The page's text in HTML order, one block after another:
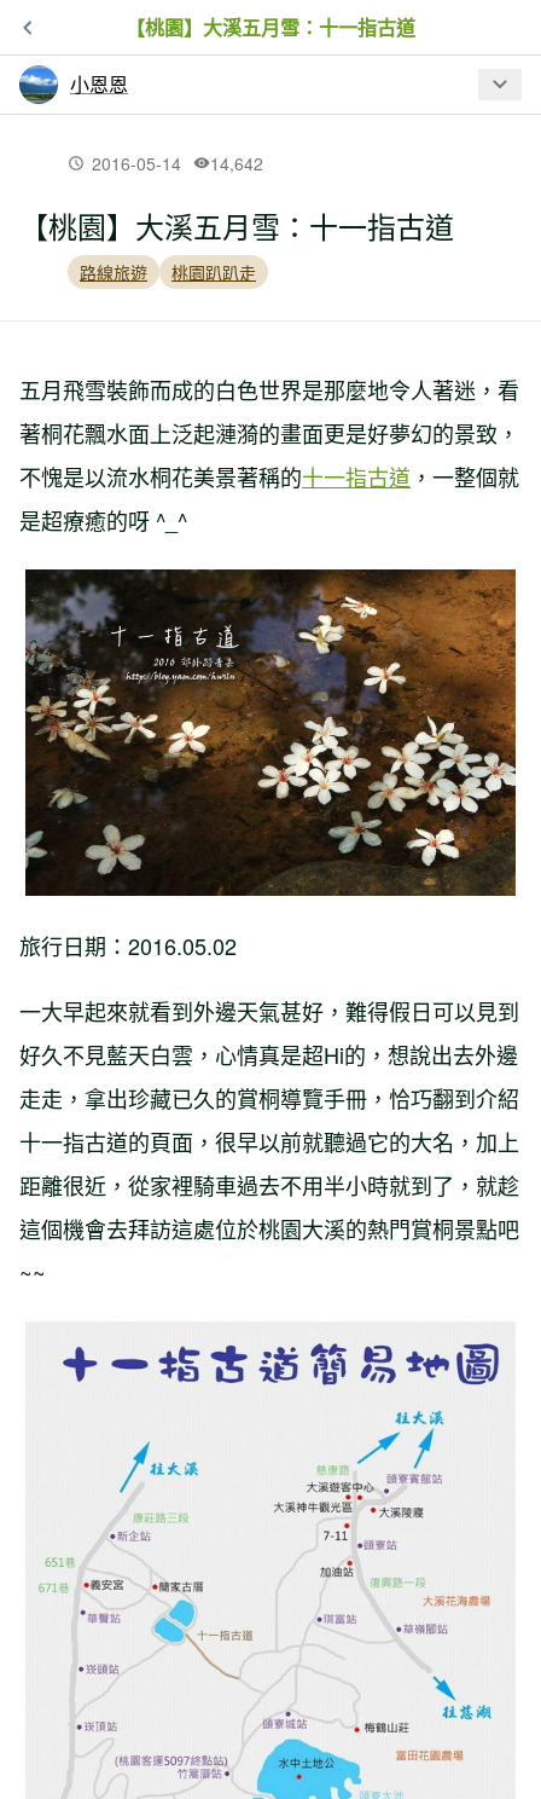
【桃園】大溪五月雪：十一指古道
小恩恩
最新文章
【台中】夕照花樑橋：后豐鐵馬道~~
【苗栗】英才書院探東社：北勢溪親水
2016-05-14 14,642
【桃園】大溪五月雪：十一指古道
路線旅遊 桃園趴趴走
五月飛雪裝飾而成的白色世界是那麼地令人著迷，看
著桐花飄水面上泛起漣漪的畫面更是好夢幻的景致，
不愧是以流水桐花美景著稱的十一指古道 ，一整個就
是超療癒的呀 ^_^
旅行日期：2016.05.02
一大早起來就看到外邊天氣甚好，難得假日可以見到
好久不見藍天白雲，心情真是超Hi的，想說出去外邊
走走，拿出珍藏已久的賞桐導覽手冊，恰巧翻到介紹
十一指古道的頁面，很早以前就聽過它的大名，加上
距離很近，從家裡騎車過去不用半小時就到了，就趁
這個機會去拜訪這處位於桃園大溪的熱門賞桐景點吧
~~